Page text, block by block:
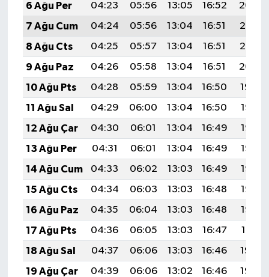
6 Ağu Per
04:23 05:56 13:05 16:52
20:04
7 Ağu Cum
04:24 05:56 13:04 16:51
20:03
8 Ağu Cts
04:25 05:57 13:04 16:51
20:02
9 Ağu Paz
04:26 05:58 13:04 16:51
20:00
10 Ağu Pts
04:28 05:59 13:04 16:50
19:59
11 Ağu Sal
04:29 06:00 13:04 16:50
19:58
12 Ağu Çar
04:30 06:01 13:04 16:49
19:57
13 Ağu Per
04:31 06:01 13:04 16:49
19:56
14 Ağu Cum
04:33 06:02 13:03 16:49
19:55
15 Ağu Cts
04:34 06:03 13:03 16:48
19:53
16 Ağu Paz
04:35 06:04 13:03 16:48
19:52
17 Ağu Pts
04:36 06:05 13:03 16:47
19:51
18 Ağu Sal
04:37 06:06 13:03 16:46
19:50
19 Ağu Çar
04:39 06:06 13:02 16:46
19:48